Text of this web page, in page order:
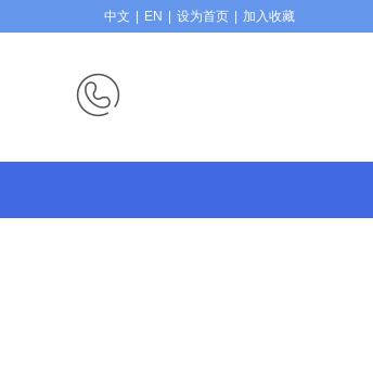
中文 EN 设为首页 加入收藏